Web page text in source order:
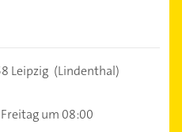
Leipzig (Lindenthal)
um 08:00